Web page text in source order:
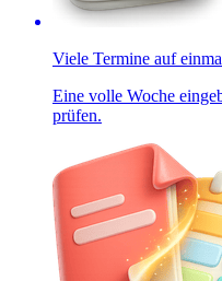
Viele Termine auf
Eine volle Woche
prüfen.